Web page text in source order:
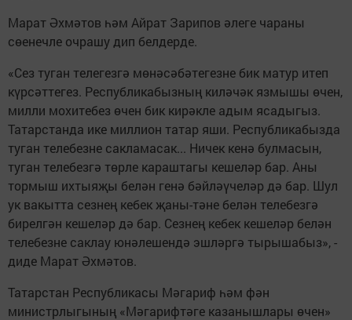
Марат Әхмәтов һәм Айрат Зарипов әлеге чараны
сөенечле очрашу дип белдерде.
«Сез туган телегезгә мөнәсәбәтегезне бик матур итеп
күрсәттегез. Республикабызның киләчәк язмышы өчен,
милли мохитебез өчен бик кирәкле адым ясадыгыз.
Татарстанда ике миллион татар яши. Республикабызда
туган телебезне сакламасак... Ничек кенә булмасын,
туган телебезгә төрле караштагы кешеләр бар. Аны
тормыш ихтыяҗы белән генә бәйләүчеләр дә бар. Шул
ук вакытта сезнең кебек җаны-тәне белән телебезгә
бирелгән кешеләр дә бар. Сезнең кебек кешеләр белән
телебезне саклау юнәлешендә эшләргә тырышабыз», -
диде Марат Әхмәтов.
Татарстан Республикасы Мәгариф һәм фән
министрлыгының «Мәгарифтәге казанышлары өчен»